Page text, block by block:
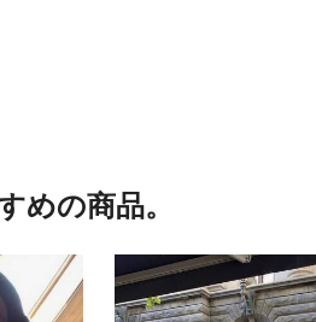
めの商品。